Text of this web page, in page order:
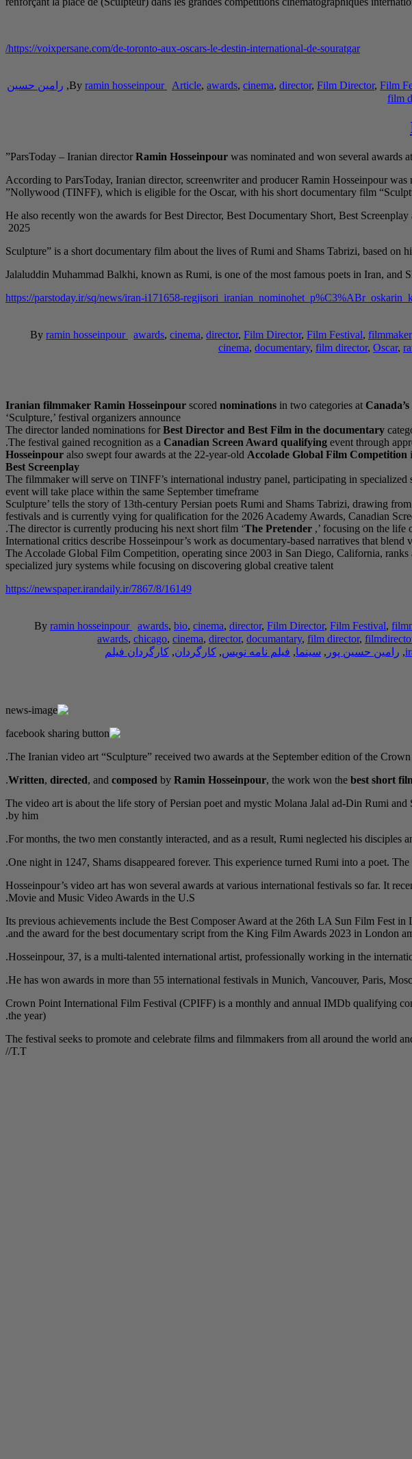
https://voixpersane.com/de-toronto-aux-oscars-le-destin-international-de-souratgar/
By ramin hosseinpour Article, awards, cinema, director, Film Director, Film
, رامین حسین
film
ParsToday – Iranian director Ramin Hosseinpour was nominated and won several awards
According to ParsToday, Iranian director, screenwriter and producer Ramin Hosseinpour
Nollywood (TINFF), which is eligible for the Oscar, with his short documentary film
He also recently won the awards for Best Director, Best Documentary Short, Best
2025
Jalaluddin Muhammad Balkhi, known as Rumi, is one of the most famous poets in Iran, and
https://parstoday.ir/sq/news/iran-i171658-
By ramin hosseinpour awards, cinema, director, Film Director, Film Festival, filmmaker
cinema, documentary, film director, Oscar,
Iranian filmmaker Ramin Hosseinpour scored nominations in two categories at
‘Sculpture,’ festival organizers announce
The director landed nominations for Best Director and Best Film in the documentary
The festival gained recognition as a Canadian Screen Award qualifying event through
Hosseinpour also swept four awards at the 22-year-old Accolade Global Film Competition
Best Screenplay
The filmmaker will serve on TINFF’s international industry panel, participating in
event will take place within the same September timeframe
‘Sculpture’ tells the story of 13th-century Persian poets Rumi and Shams Tabrizi, drawing
festivals and is currently vying for qualification for the 2026 Academy Awards, Canadian
The director is currently producing his next short film ‘The Pretender ,’ focusing on the life
International critics describe Hosseinpour’s work as documentary-based narratives that
The Accolade Global Film Competition, operating since 2003 in San Diego, California,
specialized jury systems while focusing on discovering global creative talent
https://newspaper.irandaily.ir/7867/8/16149
By ramin hosseinpour awards, bio, cinema, director, Film Director, Film Festival,
awards, chicago, cinema, director, documantary, film director,
, رامین حسین پور , سینما, فیلم نامه نویس, کارگردان, کارگردان فیلم
The Iranian video art “Sculpture” received two awards at the September edition of the
Written, directed, and composed by Ramin Hosseinpour, the work won the best short
The video art is about the life story of Persian poet and mystic Molana Jalal ad-Din Rumi
by him.
For months, the two men constantly interacted, and as a result, Rumi neglected his disciples
One night in 1247, Shams disappeared forever. This experience turned Rumi into a poet.
Hosseinpour’s video art has won several awards at various international festivals so far. It
Movie and Music Video Awards in the U.S.
Its previous achievements include the Best Composer Award at the 26th LA Sun Film Fest
and the award for the best documentary script from the King Film Awards 2023 in London
Hosseinpour, 37, is a multi-talented international artist, professionally working in the
He has won awards in more than 55 international festivals in Munich, Vancouver, Paris,
Crown Point International Film Festival (CPIFF) is a monthly and annual IMDb qualifying
the year).
The festival seeks to promote and celebrate films and filmmakers from all around the world
/T.T/